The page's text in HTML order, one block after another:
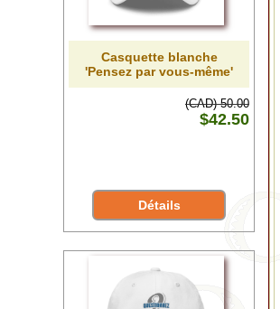
Casquette blanche
'Pensez par vous-même'
(CAD) 50.00
$42.50
Détails